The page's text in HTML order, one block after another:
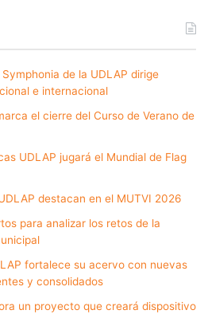
de la UDLAP dirige
e internacional
el cierre del Curso de Verano de
UDLAP jugará el Mundial de Flag
destacan en el MUTVI 2026
para analizar los retos de la
fortalece su acervo con nuevas
y consolidados
un proyecto que creará dispositivo